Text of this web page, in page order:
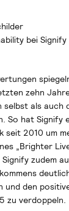
bei Signify
zehn
selbst als auch
So hat Signify
seit 2010 um
„Brighter
zudem
den
zu verdoppeln.